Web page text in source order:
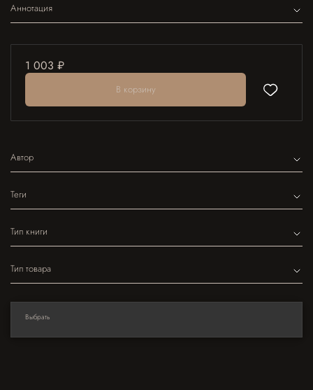
Аннотация
1 003 ₽
В корзину
Автор
Теги
Тип книги
Тип товара
Выбрать